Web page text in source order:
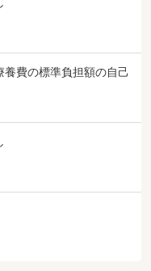
養費の標準負担額の自己